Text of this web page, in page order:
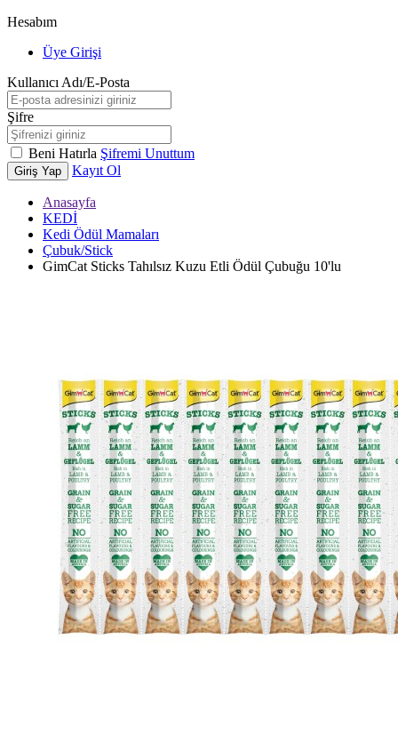
Hesabım
Üye Girişi
Kullanıcı Adı/E-Posta
Şifre
Beni Hatırla Şifremi Unuttum
Giriş Yap Kayıt Ol
Anasayfa
KEDİ
Kedi Ödül Mamaları
Çubuk/Stick
GimCat Sticks Tahılsız Kuzu Etli Ödül Çubuğu 10'lu